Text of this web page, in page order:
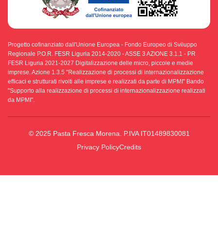
Progetto cofinanziato dall'Unione Europea - Fondo Europeo di Sviluppo
Regionale P.O.R. FESR Liguria 2014-2020 - ASSE 3 AZIONE 3.1.1 - PR
FESR Liguria 2021-2027 Digitalizzazione delle micro, piccole e medie
imprese. Azione 1.3.5 "Realizzazione di processi di internazionalizzazione
efficaci e strutturati rivolti alle imprese e realizzati da parte di MPMI" Bando
"Supporto alla realizzazione di processi di internazionalizzazione realizzati
da MPMI".
© 2025 Pasta Fresca Morena. P.IVA IT01489830081
Privacy PolicyCredits